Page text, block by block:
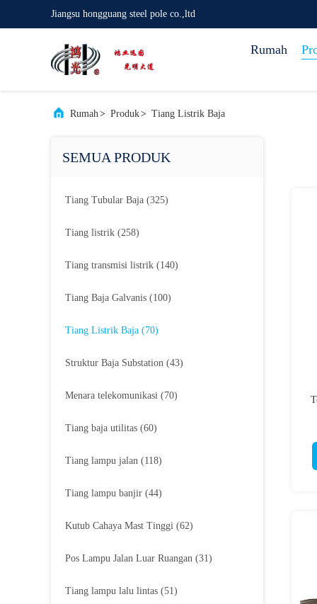
Jiangsu hongguang steel pole co.,ltd
Rumah
Rumah> Produk> Tiang Listrik Baja
SEMUA PRODUK
Tiang Tubular Baja (325)
Tiang listrik (258)
Tiang transmisi listrik (140)
Tiang Baja Galvanis (100)
Tiang Listrik Baja (70)
Struktur Baja Substation (43)
Menara telekomunikasi (70)
Tiang baja utilitas (60)
Tiang lampu jalan (118)
Tiang lampu banjir (44)
Kutub Cahaya Mast Tinggi (62)
Pos Lampu Jalan Luar Ruangan (31)
Tiang lampu lalu lintas (51)